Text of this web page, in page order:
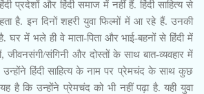
प्रदेशों और हिंदी समाज में नहीं हैं. हिंदी साहित्य से
है. इन दिनों शहरी युवा फिल्मों में आ रहे हैं. उनकी
है. घर में भले ही वे माता-पिता और भाई-बहनों से हिंदी में
जीवनसंगी/संगिनी और दोस्तों के साथ बात-व्यवहार में
हिंदी साहित्य के नाम पर प्रेमचंद के साथ कुछ
है कि उन्होंने प्रेमचंद को भी नहीं पढ़ा है. यही युवा